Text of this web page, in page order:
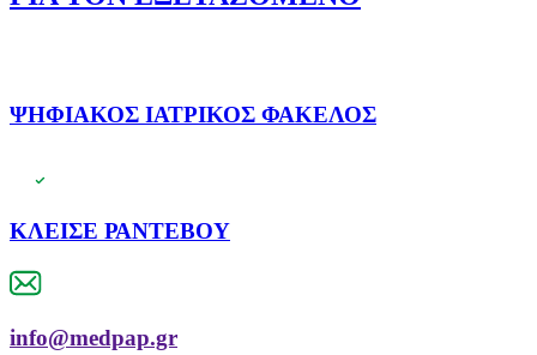
ΨΗΦΙΑΚΟΣ ΙΑΤΡΙΚΟΣ ΦΑΚΕΛΟΣ
ΚΛΕΙΣΕ ΡΑΝΤΕΒΟΥ
info@medpap.gr